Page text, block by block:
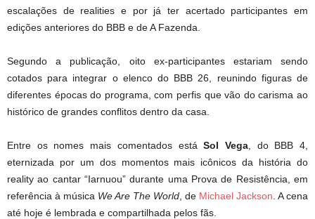
escalações de realities e por já ter acertado participantes em
edições anteriores do BBB e de A Fazenda.
Segundo a publicação, oito ex-participantes estariam sendo
cotados para integrar o elenco do BBB 26, reunindo figuras de
diferentes épocas do programa, com perfis que vão do carisma ao
histórico de grandes conflitos dentro da casa.
Entre os nomes mais comentados estáSol Vega, do BBB 4,
eternizada por um dos momentos mais icônicos da história do
reality ao cantar “Iarnuou” durante uma Prova de Resistência, em
referência à música We Are The World , de Michael Jackson . A cena
até hoje é lembrada e compartilhada pelos fãs.